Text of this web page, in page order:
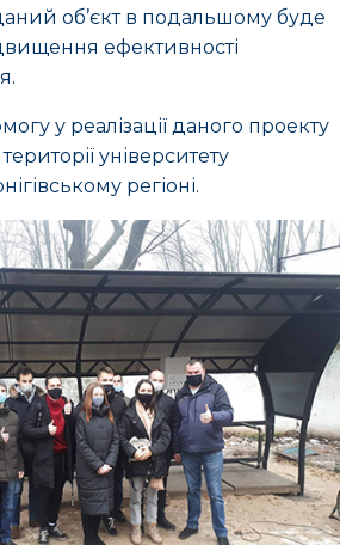
об’єкт в подальшому буде
ефективності
у реалізації даного проекту
університету
регіоні.